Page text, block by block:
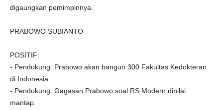
digaungkan pemimpinnya.
PRABOWO SUBIANTO
POSITIF:
- Pendukung: Prabowo akan bangun 300 Fakultas Kedokteran
di Indonesia.
- Pendukung: Gagasan Prabowo soal RS Modern dinilai
mantap.